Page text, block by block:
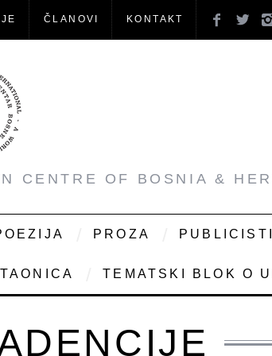
ČLANOVI KONTAKT
CENTRE OF BOSNIA &
PROZA
TEMATSKI BLOK O